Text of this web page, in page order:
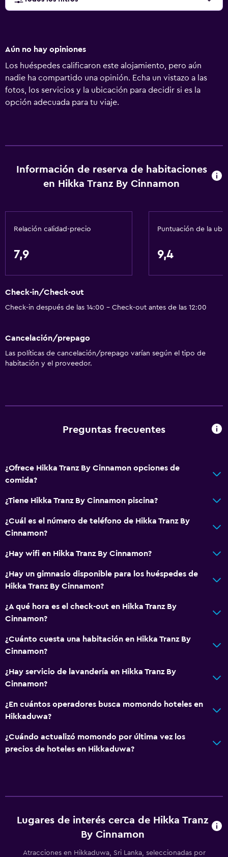
Aún no hay opiniones
Los huéspedes calificaron este alojamiento, pero aún
nadie ha compartido una opinión. Echa un vistazo a las
fotos, los servicios y la ubicación para decidir si es la
opción adecuada para tu viaje.
Información de reserva de habitaciones
en Hikka Tranz By Cinnamon
Relación calidad-precio
7,9
Puntuación de la
9,4
Check-in/Check-out
Check-in después de las 14:00 - Check-out antes de las 12:00
Cancelación/prepago
Las políticas de cancelación/prepago varían según el tipo de
habitación y el proveedor.
Preguntas frecuentes
¿Ofrece Hikka Tranz By Cinnamon opciones de
comida?
¿Tiene Hikka Tranz By Cinnamon piscina?
¿Cuál es el número de teléfono de Hikka Tranz By
Cinnamon?
¿Hay wifi en Hikka Tranz By Cinnamon?
¿Hay un gimnasio disponible para los huéspedes de
Hikka Tranz By Cinnamon?
¿A qué hora es el check-out en Hikka Tranz By
Cinnamon?
¿Cuánto cuesta una habitación en Hikka Tranz By
Cinnamon?
¿Hay servicio de lavandería en Hikka Tranz By
Cinnamon?
¿En cuántos operadores busca momondo hoteles en
Hikkaduwa?
¿Cuándo actualizó momondo por última vez los
precios de hoteles en Hikkaduwa?
Lugares de interés cerca de Hikka Tranz
By Cinnamon
Atracciones en Hikkaduwa, Sri Lanka, seleccionadas por